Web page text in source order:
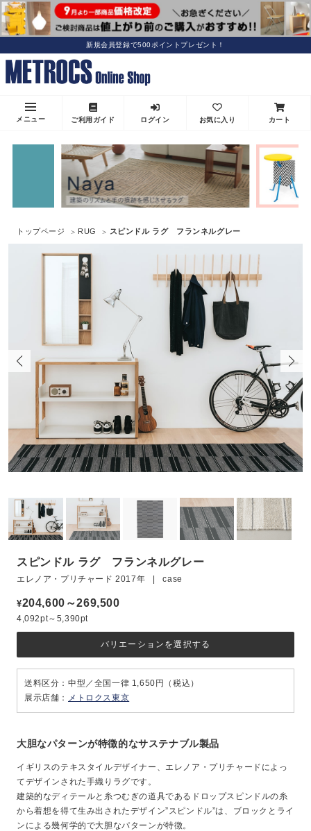
新規会員登録で500ポイントプレゼント！
メニュー ご利用ガイド ログイン お気に入り カート
トップページ RUG スピンドル ラグ フランネルグレー
スピンドル ラグ フランネルグレー
エレノア・プリチャード 2017年 | case
¥204,600～269,500
4,092pt～5,390pt
大胆なパターンが特徴的なサステナブル製品
イギリスのテキスタイルデザイナー、エレノア・プリチャードによっ
てデザインされた手織りラグです。
建築的なディテールと糸つむぎの道具であるドロップスピンドルの糸
から着想を得て生み出されたデザイン”スピンドル”は、ブロックとライ
ンによる幾何学的で大胆なパターンが特徴。
バリエーションを選択する
送料区分：中型／全国一律 1,650円（税込）
展示店舗： メトロクス東京